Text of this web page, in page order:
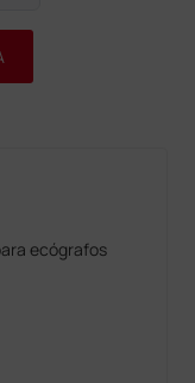
ecógrafos